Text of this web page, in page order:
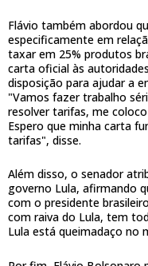
Flávio também abordou
especificamente em
taxar em 25% produtos
carta oficial às
disposição para ajudar a
"Vamos fazer trabalho
resolver tarifas, me
Espero que minha carta
tarifas", disse.
Além disso, o senador
governo Lula, afirmando
com o presidente
com raiva do Lula, tem
Lula está queimadaço no